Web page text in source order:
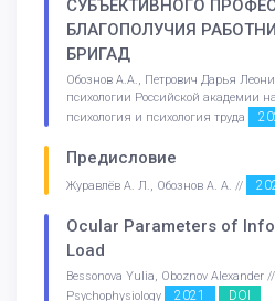
СУБЪЕКТИВНОГО
БЛАГОПОЛУЧИЯ
БРИГАД
Обознов А.А., Петрович Дарья
психологии Российской академии
психология и психология труда
Предисловие
Журавлёв А. Л., Обознов А. А. //
Ocular Parameters of
Load
Bessonova Yulia, Oboznov
Psychophysiology
2021 DOI